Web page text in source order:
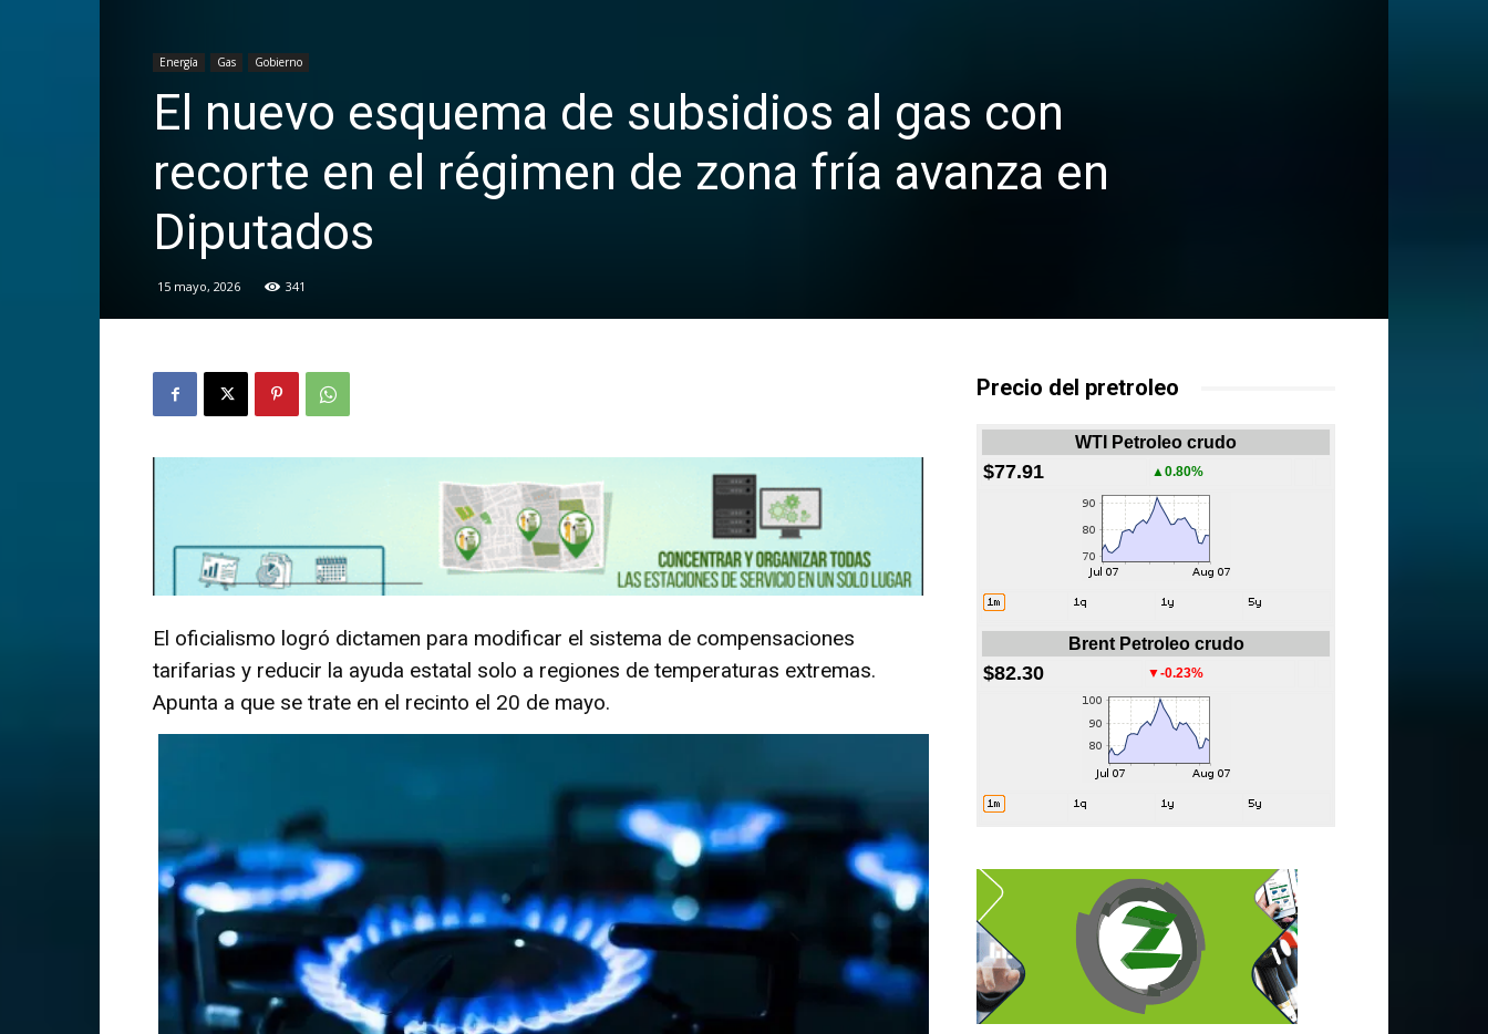
Energía Gas Gobierno
El nuevo esquema de subsidios al gas con
recorte en el régimen de zona fría avanza en
Diputados
15 mayo, 2026 341
El oficialismo logró dictamen para modificar el sistema de compensaciones
tarifarias y reducir la ayuda estatal solo a regiones de temperaturas extremas.
Apunta a que se trate en el recinto el 20 de mayo.
Precio del pretroleo
WTI Petroleo crudo
$77.91 ▲0.80%
Brent Petroleo crudo
$82.30 ▼-0.23%